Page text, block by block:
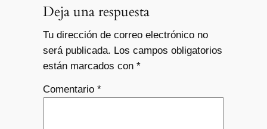
Deja una respuesta
Tu dirección de correo electrónico no
será publicada. Los campos obligatorios
están marcados con *
Comentario *